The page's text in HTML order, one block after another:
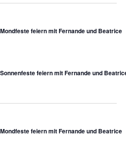
feiern mit Fernande und Beatrice
feiern mit Fernande und
feiern mit Fernande und Beatrice